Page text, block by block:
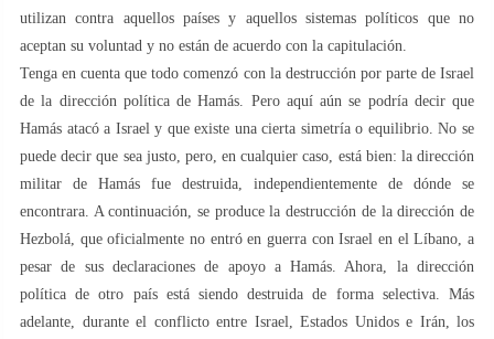
utilizan contra aquellos países y aquellos sistemas políticos que no
aceptan su voluntad y no están de acuerdo con la capitulación.
Tenga en cuenta que todo comenzó con la destrucción por parte de Israel
de la dirección política de Hamás. Pero aquí aún se podría decir que
Hamás atacó a Israel y que existe una cierta simetría o equilibrio. No se
puede decir que sea justo, pero, en cualquier caso, está bien: la dirección
militar de Hamás fue destruida, independientemente de dónde se
encontrara. A continuación, se produce la destrucción de la dirección de
Hezbolá, que oficialmente no entró en guerra con Israel en el Líbano, a
pesar de sus declaraciones de apoyo a Hamás. Ahora, la dirección
política de otro país está siendo destruida de forma selectiva. Más
adelante, durante el conflicto entre Israel, Estados Unidos e Irán, los